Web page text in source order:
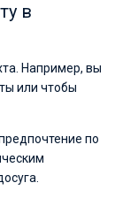
в
Например, вы
или чтобы
по